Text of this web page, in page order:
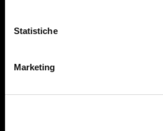
Statistiche
Marketing
930